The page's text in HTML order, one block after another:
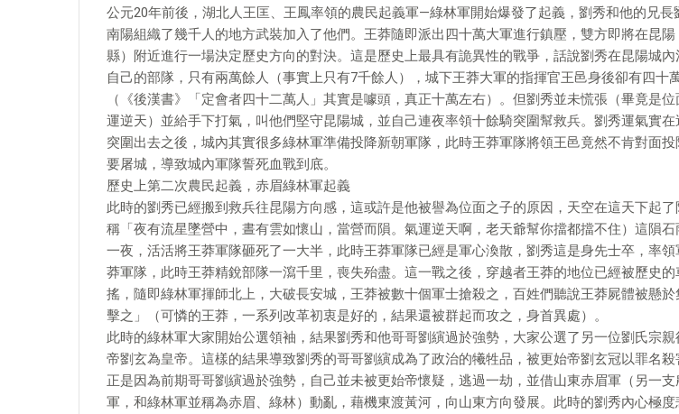
公元20年前後，湖北人王匡、王鳳率領的農民起義軍—綠林軍開始爆發了起義，劉秀和他的兄長
南陽組織了幾千人的地方武裝加入了他們。王莽隨即派出四十萬大軍進行鎮壓，雙方即將在昆
縣）附近進行一場決定歷史方向的對決。這是歷史上最具有詭異性的戰爭，話說劉秀在昆陽城
自己的部隊，只有兩萬餘人（事實上只有7千餘人），城下王莽大軍的指揮官王邑身後卻有四十
（《後漢書》「定會者四十二萬人」其實是噱頭，真正十萬左右）。但劉秀並未慌張（畢竟是
運逆天）並給手下打氣，叫他們堅守昆陽城，並自己連夜率領十餘騎突圍幫救兵。劉秀運氣實
突圍出去之後，城內其實很多綠林軍準備投降新朝軍隊，此時王莽軍隊將領王邑竟然不肯對面
要屠城，導致城內軍隊誓死血戰到底。
歷史上第二次農民起義，赤眉綠林軍起義
此時的劉秀已經搬到救兵往昆陽方向感，這或許是他被譽為位面之子的原因，天空在這天下起了
稱「夜有流星墜營中，晝有雲如懷山，當營而隕。氣運逆天啊，老天爺幫你擋都擋不住）這隕石
一夜，活活將王莽軍隊砸死了一大半，此時王莽軍隊已經是軍心渙散，劉秀這是身先士卒，率領
莽軍隊，此時王莽精銳部隊一瀉千里，喪失殆盡。這一戰之後，穿越者王莽的地位已經被歷史的
搖，隨即綠林軍揮師北上，大破長安城，王莽被數十個軍士搶殺之，百姓們聽說王莽屍體被懸於
擊之」（可憐的王莽，一系列改革初衷是好的，結果還被群起而攻之，身首異處）。
此時的綠林軍大家開始公選領袖，結果劉秀和他哥哥劉縯過於強勢，大家公選了另一位劉氏宗
帝劉玄為皇帝。這樣的結果導致劉秀的哥哥劉縯成為了政治的犧牲品，被更始帝劉玄冠以罪名殺
正是因為前期哥哥劉縯過於強勢，自己並未被更始帝懷疑，逃過一劫，並借山東赤眉軍（另一
軍，和綠林軍並稱為赤眉、綠林）動亂，藉機東渡黃河，向山東方向發展。此時的劉秀內心極度